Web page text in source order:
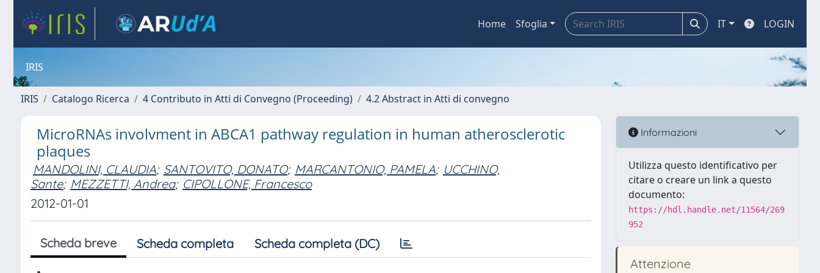
Home Sfoglia IT LOGIN
IRIS
IRIS Catalogo Ricerca 4 Contributo in Atti di Convegno (Proceeding) 4.2 Abstract in Atti di convegno
MicroRNAs involvment in ABCA1 pathway regulation in human atherosclerotic
plaques
MANDOLINI, CLAUDIA; SANTOVITO, DONATO; MARCANTONIO, PAMELA; UCCHINO,
Sante; MEZZETTI, Andrea; CIPOLLONE, Francesco
2012-01-01
Scheda breve Scheda completa Scheda completa (DC)
Informazioni
Utilizza questo identificativo per
citare o creare un link a questo
documento:
https://hdl.handle.net/11564/269
952
Attenzione